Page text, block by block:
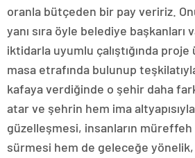
oranla bütçeden bir pay veririz.
yanı sıra öyle belediye başkanları
iktidarla uyumlu çalıştığında
masa etrafında bulunup
kafaya verdiğinde o şehir daha
atar ve şehrin hem ima
güzelleşmesi, insanların
sürmesi hem de geleceğe